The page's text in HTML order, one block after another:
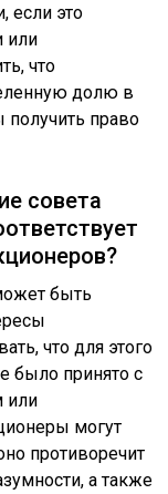
если это
или
что
долю в
получить право
совета
быть
что для этого
было принято с
или
могут
противоречит
а также